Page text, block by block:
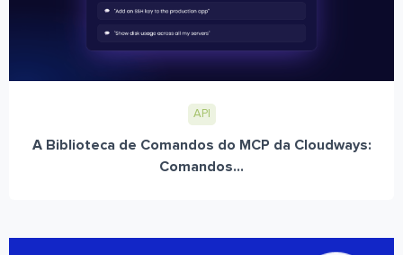
API
A Biblioteca de Comandos do MCP da Cloudways:
Comandos...